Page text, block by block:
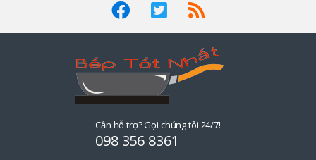
Cần hỗ trợ? Gọi chúng tôi 24/7!
098 356 8361